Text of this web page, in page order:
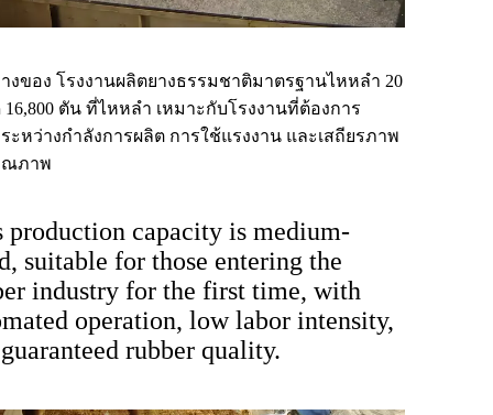
งของ โรงงานผลิตยางธรรมชาติมาตรฐานไหหลำ 20
ตัน ที่ไหหลำ เหมาะกับโรงงานที่ต้องการ
ะหว่างกำลังการผลิต การใช้แรงงาน และเสถียรภาพ
ภาพ
production capacity is medium-
suitable for those entering the
industry for the first time, with
operation, low labor intensity,
rubber quality.